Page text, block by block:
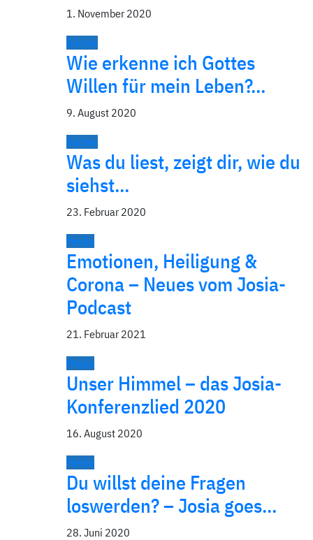
1. November 2020
Bücher
Wie erkenne ich Gottes
Willen für mein Leben?…
9. August 2020
Bücher
Was du liest, zeigt dir, wie du
siehst…
23. Februar 2020
Media
Emotionen, Heiligung &
Corona – Neues vom Josia-
Podcast
21. Februar 2021
Media
Unser Himmel – das Josia-
Konferenzlied 2020
16. August 2020
Media
Du willst deine Fragen
loswerden? – Josia goes…
28. Juni 2020